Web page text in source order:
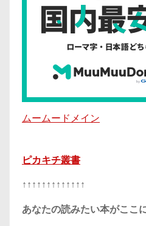
ムームードメイン
ピカキチ叢書
↑↑↑↑↑↑↑↑↑↑↑↑↑
あなたの読みたい本がここ